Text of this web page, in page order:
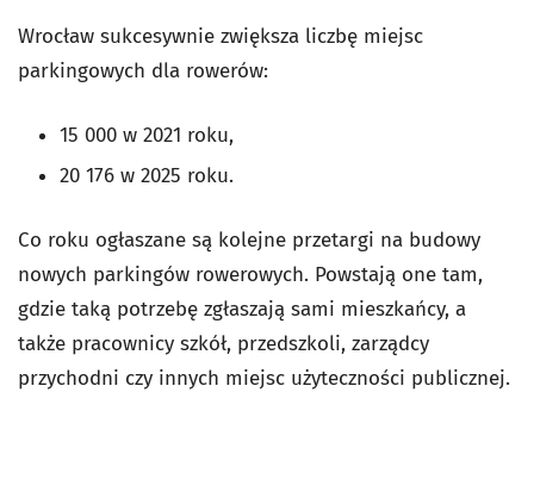
Wrocław sukcesywnie zwiększa liczbę miejsc
parkingowych dla rowerów:
15 000 w 2021 roku,
20 176 w 2025 roku.
Co roku ogłaszane są kolejne przetargi na budowy
nowych parkingów rowerowych. Powstają one tam,
gdzie taką potrzebę zgłaszają sami mieszkańcy, a
także pracownicy szkół, przedszkoli, zarządcy
przychodni czy innych miejsc użyteczności publicznej.